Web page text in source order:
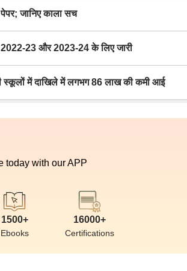
जानिए काला सच
2022-23 और 2023-24 के लिए जारी
में दाखिले में लगभग 86 लाख की कमी आई
today with our APP
1500+
Ebooks
16000+
Certifications